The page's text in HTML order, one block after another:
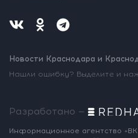
Новости Краснодара и
Нашли ошибку? Выделите и
Разработано —
Информационное агентство «ВК